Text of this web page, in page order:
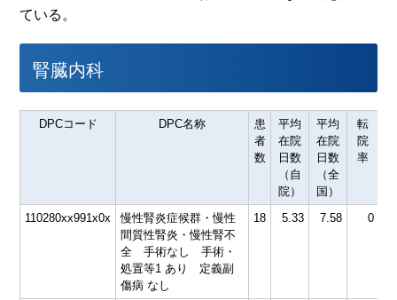
ている。
腎臓内科
DPCコード DPC名称
患
者
数
平均
在院
日数
（自
院）
平均
在院
日数
（全
国）
転
院
率
110280xx991x0x
慢性腎炎症候群・慢性
間質性腎炎・慢性腎不
全 手術なし 手術・
処置等1 あり 定義副
傷病 なし
18 5.33 7.58 0